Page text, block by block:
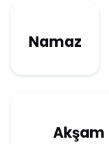
Namaz
Akşam